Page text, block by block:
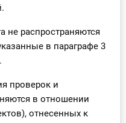
не распространяются
в параграфе 3
проверок и
в отношении
отнесенных к